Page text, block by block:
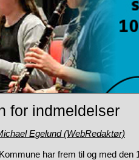
for indmeldelser
Egelund (WebRedaktør)
har frem til og med den